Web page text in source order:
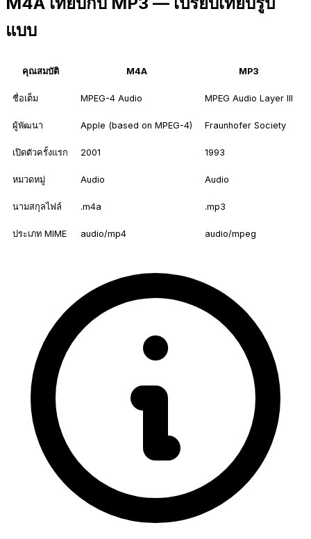
แบบ
คุณสมบัติ M4A MP3
ชื่อเต็ม MPEG-4 Audio MPEG Audio Layer III
ผู้พัฒนา Apple (based on MPEG-4) Fraunhofer Society
เปิดตัวครั้งแรก 2001 1993
หมวดหมู่ Audio Audio
นามสกุลไฟล์ .m4a .mp3
ประเภท MIME audio/mp4 audio/mpeg